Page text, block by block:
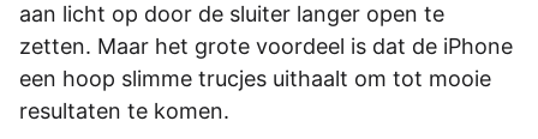
aan licht op door de sluiter langer open te
zetten. Maar het grote voordeel is dat de iPhone
een hoop slimme trucjes uithaalt om tot mooie
resultaten te komen.